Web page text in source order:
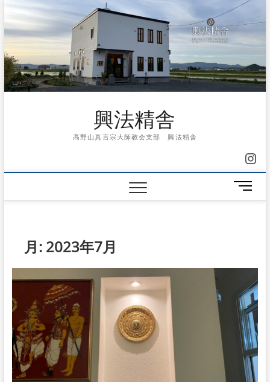
content
興法精舎
高野山真言宗大師教会支部 興法精舎
メ
ニ
月: 2023年7月